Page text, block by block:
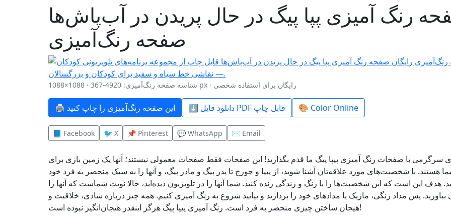
رنگ آمیزی پپا پیگ در حال پریدن در آب‌پاش‌ها
صفحه رنگ‌آمیزی
شناسه صفحه رنگ‌آمیزی: 4920-367 · 1088×1088 px · رایگان برای استفاده شخصی
🖨️ این صفحه رنگ‌آمیزی را چاپ کنید ⬇️ دانلود فایل PDF قابل چاپ 🎨 Color Online
📘 Facebook 🐦 X 📌 Pinterest 💬 WhatsApp ✉️ Email
سرگرمی با صفحات رنگ آمیزی پیپا پیگ ما قدم بگذارید! این صفحات فقط صفحات معمولی نیستند؛ آنها یک زمین بازی برای
هستند. با شخصیت‌های مورد علاقه‌تان آشنا شوید، از پیپا و جورج تا پدر پیگ و مادر پیگ، و آنها را به سبک منحصر به فرد خود
هدف این است که این شخصیت‌ها را با رنگ و زندگی زنده کنید. شما آنها را در تلویزیون دیده‌اید، حالا نوبت شماست که آنها را
بیاورید. پس مداد رنگی، ماژیک یا مدادهای خود را بردارید و بیایید شروع به رنگ آمیزی کنیم. همه چیز درباره شادی، خلاقیت و
هیجان ساختن چیزی منحصر به فرد است. رنگ آمیزی پیپا پیگ هرگز اینقدر هیجان‌انگیز نبوده است!